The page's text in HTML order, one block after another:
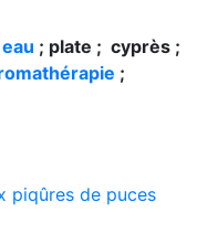
eau ; plate ; cyprès ;
;
piqûres de puces